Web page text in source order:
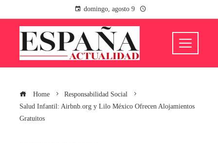
domingo, agosto 9
Home
Responsabilidad Social
Salud Infantil: Airbnb.org y Lilo México Ofrecen Alojamientos
Gratuitos